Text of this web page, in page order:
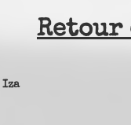
Retour
Iza